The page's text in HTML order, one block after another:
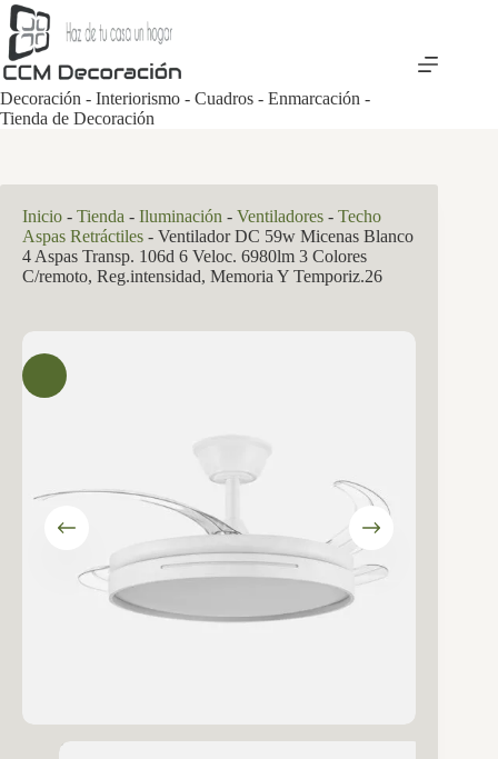
Saltar
al
contenido
Decoración - Interiorismo - Cuadros - Enmarcación -
Tienda de Decoración
Inicio - Tienda - Iluminación - Ventiladores - Techo
Aspas Retráctiles - Ventilador DC 59w Micenas Blanco
4 Aspas Transp. 106d 6 Veloc. 6980lm 3 Colores
C/remoto, Reg.intensidad, Memoria Y Temporiz.26